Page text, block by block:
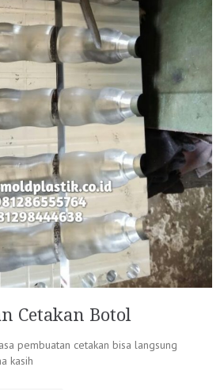
Cetakan Botol
pembuatan cetakan bisa langsung
kasih